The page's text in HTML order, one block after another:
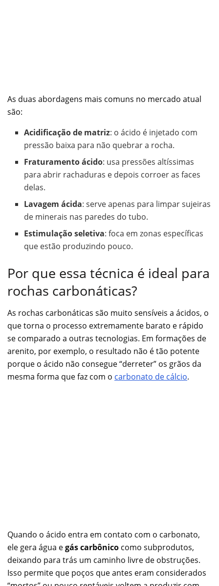
As duas abordagens mais comuns no mercado atual
são:
Acidificação de matriz: o ácido é injetado com
pressão baixa para não quebrar a rocha.
Fraturamento ácido: usa pressões altíssimas
para abrir rachaduras e depois corroer as faces
delas.
Lavagem ácida: serve apenas para limpar sujeiras
de minerais nas paredes do tubo.
Estimulação seletiva: foca em zonas específicas
que estão produzindo pouco.
Por que essa técnica é ideal para
rochas carbonáticas?
As rochas carbonáticas são muito sensíveis a ácidos, o
que torna o processo extremamente barato e rápido
se comparado a outras tecnologias. Em formações de
arenito, por exemplo, o resultado não é tão potente
porque o ácido não consegue “derreter” os grãos da
mesma forma que faz com o carbonato de cálcio.
Quando o ácido entra em contato com o carbonato,
ele gera água egás carbônico como subprodutos,
deixando para trás um caminho livre de obstruções.
Isso permite que poços que antes eram considerados